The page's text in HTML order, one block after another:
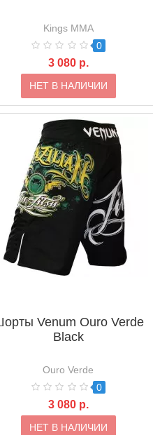
Kings MMA
0
3 080 р.
НЕТ В НАЛИЧИИ
Venum Ouro Verde
Black
Ouro Verde
0
3 080 р.
НЕТ В НАЛИЧИИ